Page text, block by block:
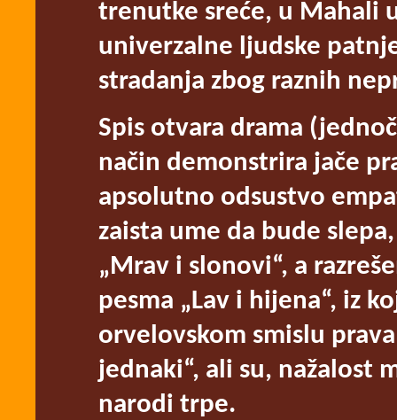
trenutke sreće, u Mahali
univerzalne ljudske
stradanja zbog raznih
Spis otvara drama
način demonstrira jače
apsolutno odsustvo
zaista ume da bude
„Mrav i slonovi“, a
pesma „Lav i hijena“, iz
orvelovskom smislu
jednaki“, ali su, nažalost
narodi trpe.